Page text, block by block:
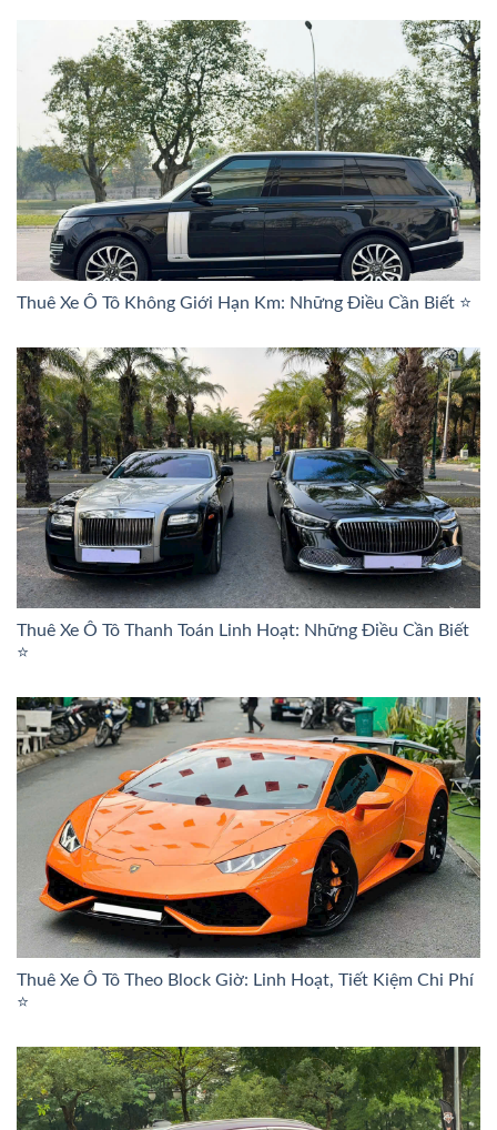
Thuê Xe Ô Tô Không Giới Hạn Km: Những Điều Cần Biết ⭐
Thuê Xe Ô Tô Thanh Toán Linh Hoạt: Những Điều Cần Biết
⭐
Thuê Xe Ô Tô Theo Block Giờ: Linh Hoạt, Tiết Kiệm Chi Phí
⭐